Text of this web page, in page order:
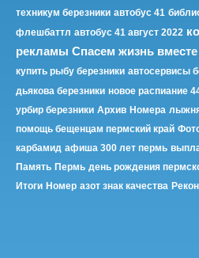
техникум березники автобус 41
флешбаттл автобус 41 август 2022
рекламы Спасем жизнь вместе
купить рыбу березники автосервисы
дьякова березники новое распиание
урбир березники Архив Номера
помощь бещенцам пермский край
карбамид афиша 300 лет пермь
Память Пермь день рождения
Итоги Номер азот знак качества